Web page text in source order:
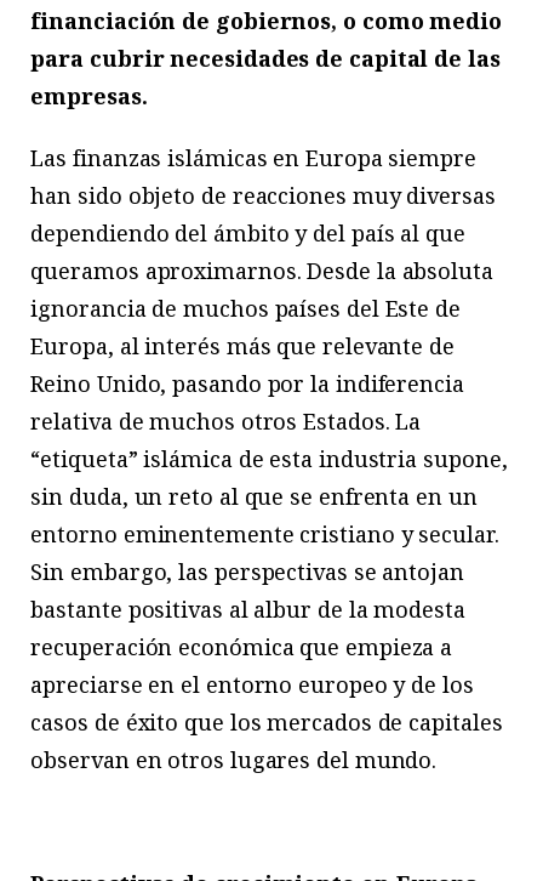
financiación de gobiernos, o como medio
para cubrir necesidades de capital de las
empresas.
Las finanzas islámicas en Europa siempre
han sido objeto de reacciones muy diversas
dependiendo del ámbito y del país al que
queramos aproximarnos. Desde la absoluta
ignorancia de muchos países del Este de
Europa, al interés más que relevante de
Reino Unido, pasando por la indiferencia
relativa de muchos otros Estados. La
“etiqueta” islámica de esta industria supone,
sin duda, un reto al que se enfrenta en un
entorno eminentemente cristiano y secular.
Sin embargo, las perspectivas se antojan
bastante positivas al albur de la modesta
recuperación económica que empieza a
apreciarse en el entorno europeo y de los
casos de éxito que los mercados de capitales
observan en otros lugares del mundo.